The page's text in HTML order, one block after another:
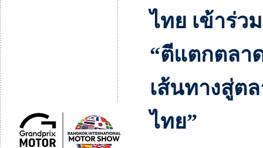
ไทย เข้าร่ว
“ตีแตกตลา
เส้นทางสู่ต
ไทย”